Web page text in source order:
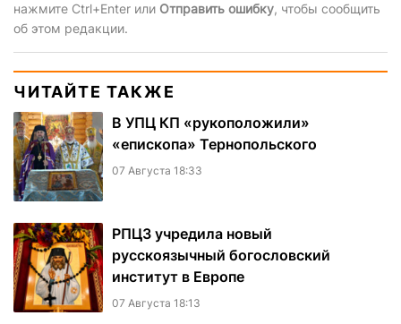
нажмите Ctrl+Enter или Отправить ошибку, чтобы сообщить
об этом редакции.
ЧИТАЙТЕ ТАКЖЕ
В УПЦ КП «рукоположили»
«епископа» Тернопольского
07 Августа 18:33
РПЦЗ учредила новый
русскоязычный богословский
институт в Европе
07 Августа 18:13